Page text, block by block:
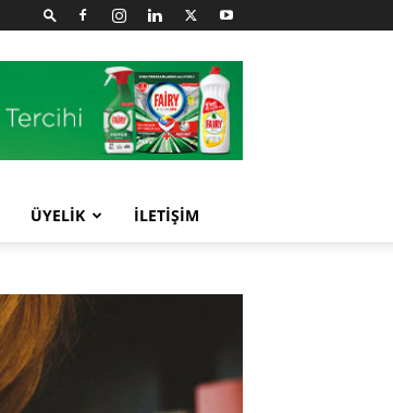
ÜYELİK İLETİŞİM